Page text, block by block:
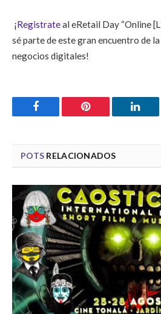
¡Registrateal eRetail Day “Online
sé parte de este gran encuentro de
negocios digitales!
Facebook Pinterest
POTS RELACIONADOS